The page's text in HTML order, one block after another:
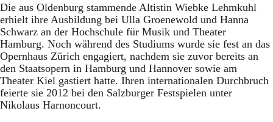
Die aus Oldenburg stammende Altistin Wiebke Lehmkuhl
erhielt ihre Ausbildung bei Ulla Groenewold und Hanna
Schwarz an der Hochschule für Musik und Theater
Hamburg. Noch während des Studiums wurde sie fest an das
Opernhaus Zürich engagiert, nachdem sie zuvor bereits an
den Staatsopern in Hamburg und Hannover sowie am
Theater Kiel gastiert hatte. Ihren internationalen Durchbruch
feierte sie 2012 bei den Salzburger Festspielen unter
Nikolaus Harnoncourt.